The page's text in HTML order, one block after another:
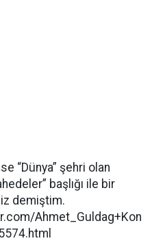
“Dünya” şehri olan
başlığı ile bir
demiştim.
Ahmet_Guldag+Kon